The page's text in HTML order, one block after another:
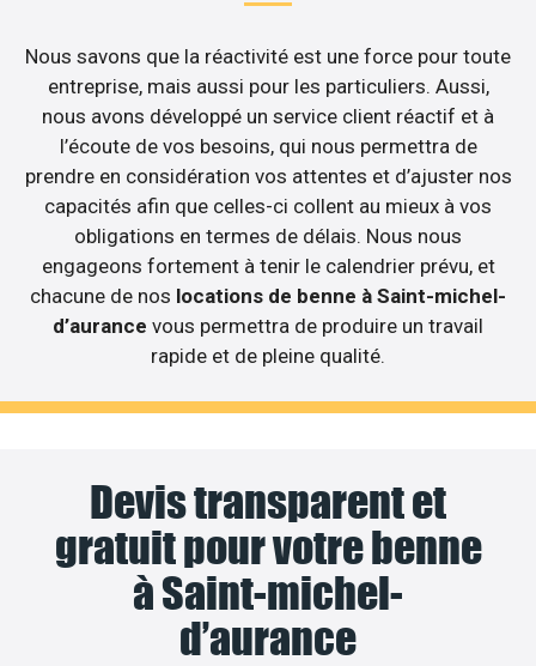
Nous savons que la réactivité est une force pour toute
entreprise, mais aussi pour les particuliers. Aussi,
nous avons développé un service client réactif et à
l’écoute de vos besoins, qui nous permettra de
prendre en considération vos attentes et d’ajuster nos
capacités afin que celles-ci collent au mieux à vos
obligations en termes de délais. Nous nous
engageons fortement à tenir le calendrier prévu, et
chacune de nos locations de benne à Saint-michel-
d’aurance vous permettra de produire un travail
rapide et de pleine qualité.
Devis transparent et
gratuit pour votre benne
à Saint-michel-
d’aurance